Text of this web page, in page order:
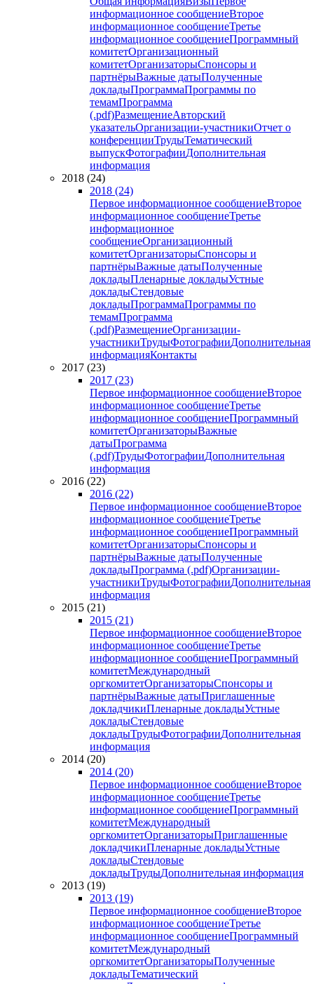
информационное сообщениеВторое
информационное сообщениеТретье
информационное сообщениеПрограммный
комитетОрганизационный
комитетОрганизаторыСпонсоры и
партнёрыВажные датыПолученные
докладыПрограммаПрограммы по
темамПрограмма
(.pdf)РазмещениеАвторский
указательОрганизации-участникиОтчет о
конференцииТрудыТематический
выпускФотографииДополнительная
информация
2018 (24)
2018 (24)
Первое информационное сообщениеВторое
информационное сообщениеТретье
информационное
сообщениеОрганизационный
комитетОрганизаторыСпонсоры и
партнёрыВажные датыПолученные
докладыПленарные докладыУстные
докладыСтендовые
докладыПрограммаПрограммы по
темамПрограмма
(.pdf)РазмещениеОрганизации-
участникиТрудыФотографииДополнительная
информацияКонтакты
2017 (23)
2017 (23)
Первое информационное сообщениеВторое
информационное сообщениеТретье
информационное сообщениеПрограммный
комитетОрганизаторыВажные
датыПрограмма
(.pdf)ТрудыФотографииДополнительная
информация
2016 (22)
2016 (22)
Первое информационное сообщениеВторое
информационное сообщениеТретье
информационное сообщениеПрограммный
комитетОрганизаторыСпонсоры и
партнёрыВажные датыПолученные
докладыПрограмма (.pdf)Организации-
участникиТрудыФотографииДополнительная
информация
2015 (21)
2015 (21)
Первое информационное сообщениеВторое
информационное сообщениеТретье
информационное сообщениеПрограммный
комитетМеждународный
оргкомитетОрганизаторыСпонсоры и
партнёрыВажные датыПриглашенные
докладчикиПленарные докладыУстные
докладыСтендовые
докладыТрудыФотографииДополнительная
информация
2014 (20)
2014 (20)
Первое информационное сообщениеВторое
информационное сообщениеТретье
информационное сообщениеПрограммный
комитетМеждународный
оргкомитетОрганизаторыПриглашенные
докладчикиПленарные докладыУстные
докладыСтендовые
докладыТрудыДополнительная информация
2013 (19)
2013 (19)
Первое информационное сообщениеВторое
информационное сообщениеТретье
информационное сообщениеПрограммный
комитетМеждународный
оргкомитетОрганизаторыПолученные
докладыТематический